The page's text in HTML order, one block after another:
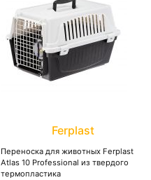
Ferplast
Переноска для животных Ferplast
Atlas 10 Professional из твердого
термопластика